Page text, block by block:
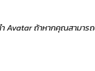
ำ Avatar ถ้าหากคุณสามา